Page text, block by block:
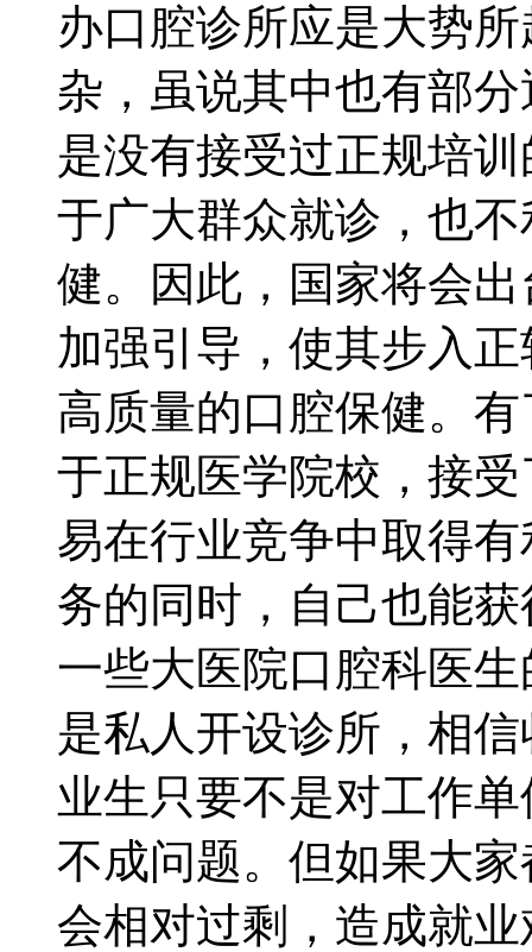
办口腔诊所应是大势
杂，虽说其中也有部
是没有接受过正规培
于广大群众就诊，也
健。因此，国家将会
加强引导，使其步入
高质量的口腔保健。
于正规医学院校，接
易在行业竞争中取得
务的同时，自己也能
一些大医院口腔科医
是私人开设诊所，相
业生只要不是对工作
不成问题。但如果大
会相对过剩，造成